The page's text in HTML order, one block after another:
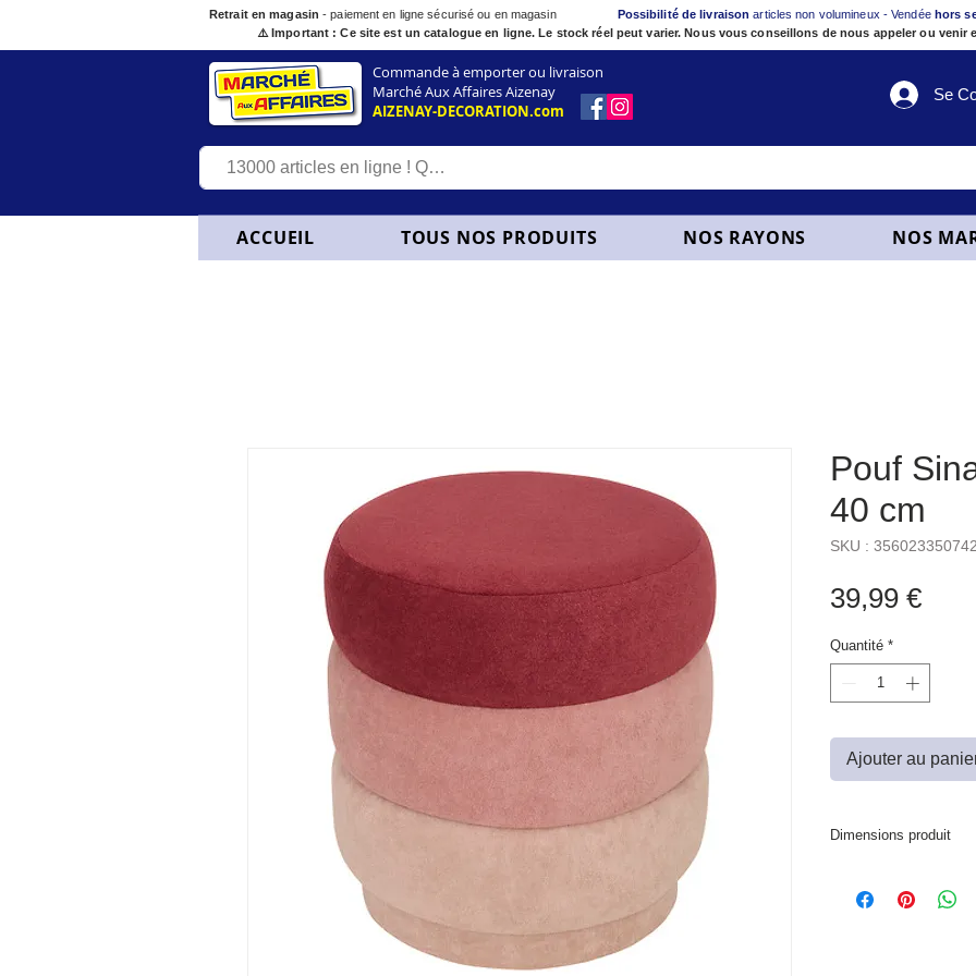
Retrait en magasin - paiement en ligne sécurisé ou en magasin Possibilité de livraisonarticles non volumineux - Vendée hors
⚠️ Important : Ce site est un catalogue en ligne. Le stock réel peut varier. Nous vous conseillons de nous appeler ou
Commande à emporter ou livraison
Marché Aux Affaires Aizenay
AIZENAY-DECORATION.com
Se
ACCUEIL TOUS NOS PRODUITS NOS RAYONS NOS
Pouf
40 cm
SKU :
39,99 €Prix
Quantité *
Ajouter au
Dimensions produit